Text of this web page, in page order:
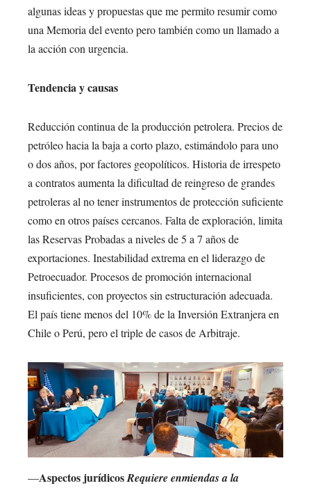
algunas ideas y propuestas que me permito resumir como
una Memoria del evento pero también como un llamado a
la acción con urgencia.
Tendencia y causas
Reducción continua de la producción petrolera. Precios de
petróleo hacia la baja a corto plazo, estimándolo para uno
o dos años, por factores geopolíticos. Historia de irrespeto
a contratos aumenta la dificultad de reingreso de grandes
petroleras al no tener instrumentos de protección suficiente
como en otros países cercanos. Falta de exploración, limita
las Reservas Probadas a niveles de 5 a 7 años de
exportaciones. Inestabilidad extrema en el liderazgo de
Petroecuador. Procesos de promoción internacional
insuficientes, con proyectos sin estructuración adecuada.
El país tiene menos del 10% de la Inversión Extranjera en
Chile o Perú, pero el triple de casos de Arbitraje.
—Aspectos jurídicosRequiere enmiendas a la